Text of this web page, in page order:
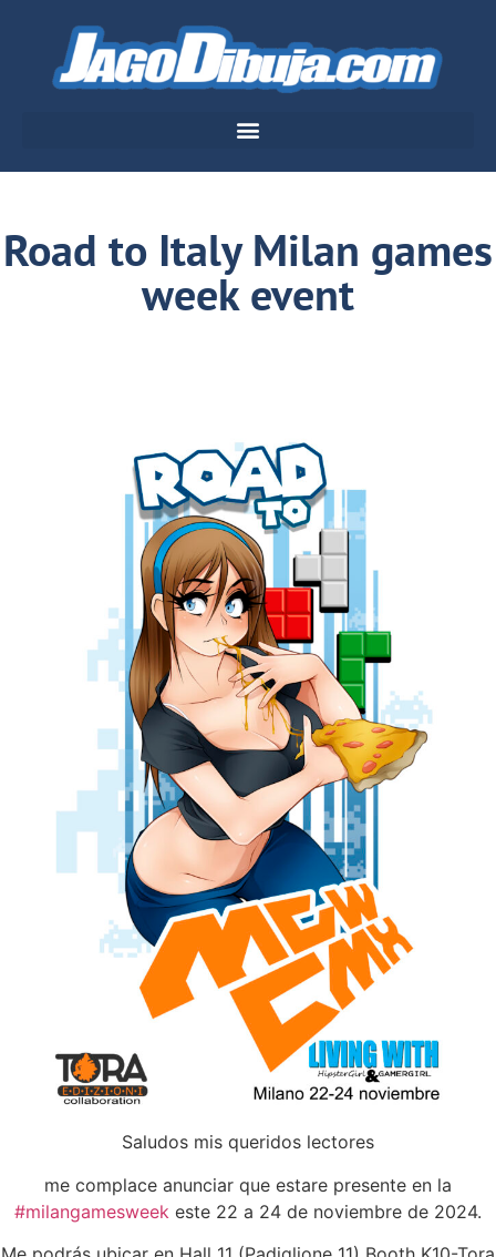
Road to Italy Milan games
week event
Saludos mis queridos lectores
me complace anunciar que estare presente en la
#milangamesweek este 22 a 24 de noviembre de 2024.